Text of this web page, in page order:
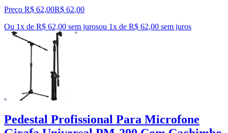
Preço R$ 62,00R$ 62,00
Ou 1x de R$ 62,00 sem jurosou 1x de R$ 62,00 sem juros
Pedestal Profissional Para Microfone